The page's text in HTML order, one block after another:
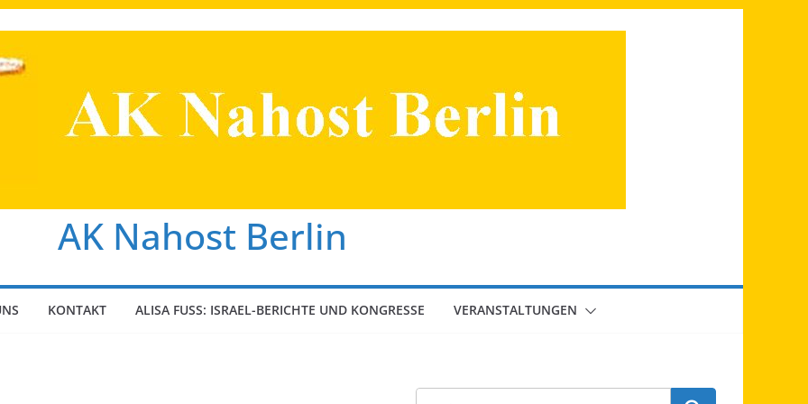
AK Nahost Berlin
KONTAKT ALISA FUSS: ISRAEL-BERICHTE UND KONGRESSE VERANSTALTUNGEN